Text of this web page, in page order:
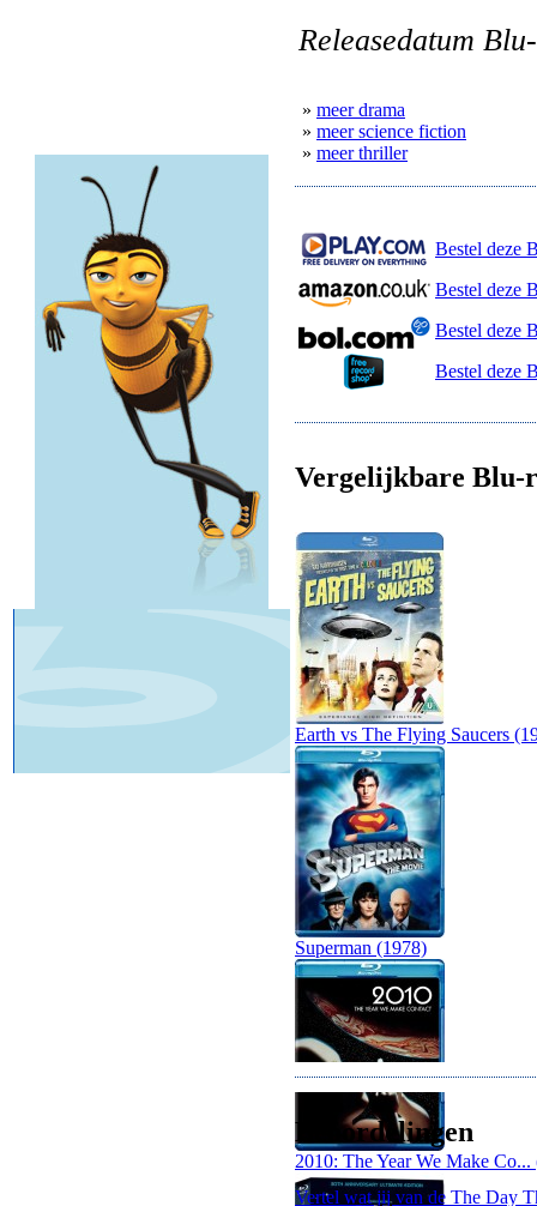
Releasedatum
» meer drama
» meer science fiction
» meer thriller
Bestel deze
Bestel deze
Bestel deze
Bestel deze
Vergelijkbare Blu-
Earth vs The Flying Saucers
Superman (1978)
2010: The Year We Make Co...
Beoordelingen
Vertel wat jij van de The Day